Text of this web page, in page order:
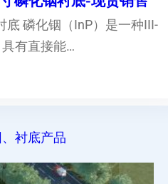
底 磷化铟（InP）是一种III-
有直接能…
衬底产品